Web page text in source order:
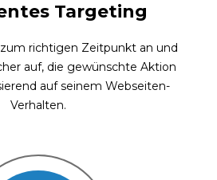
Targeting
richtigen Zeitpunkt an und
auf, die gewünschte Aktion
auf seinem Webseiten-
Verhalten.